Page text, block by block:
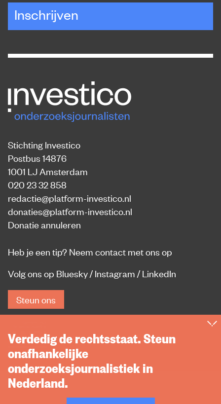
Inschrijven
Stichting Investico
Postbus 14876
1001 LJ Amsterdam
020 23 32 858
redactie@platform-investico.nl
donaties@platform-investico.nl
Donatie annuleren
Heb je een tip? Neem contact met ons op
Volg ons op Bluesky/ Instagram / LinkedIn
Steun ons
Verdedig de rechtsstaat. Steun
onafhankelijke
onderzoeksjournalistiek in
Nederland.